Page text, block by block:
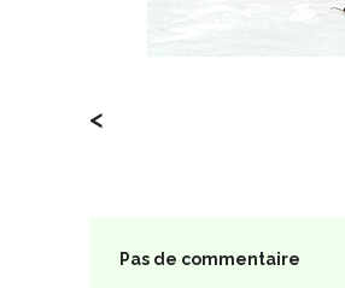
<
Pas de commentaire